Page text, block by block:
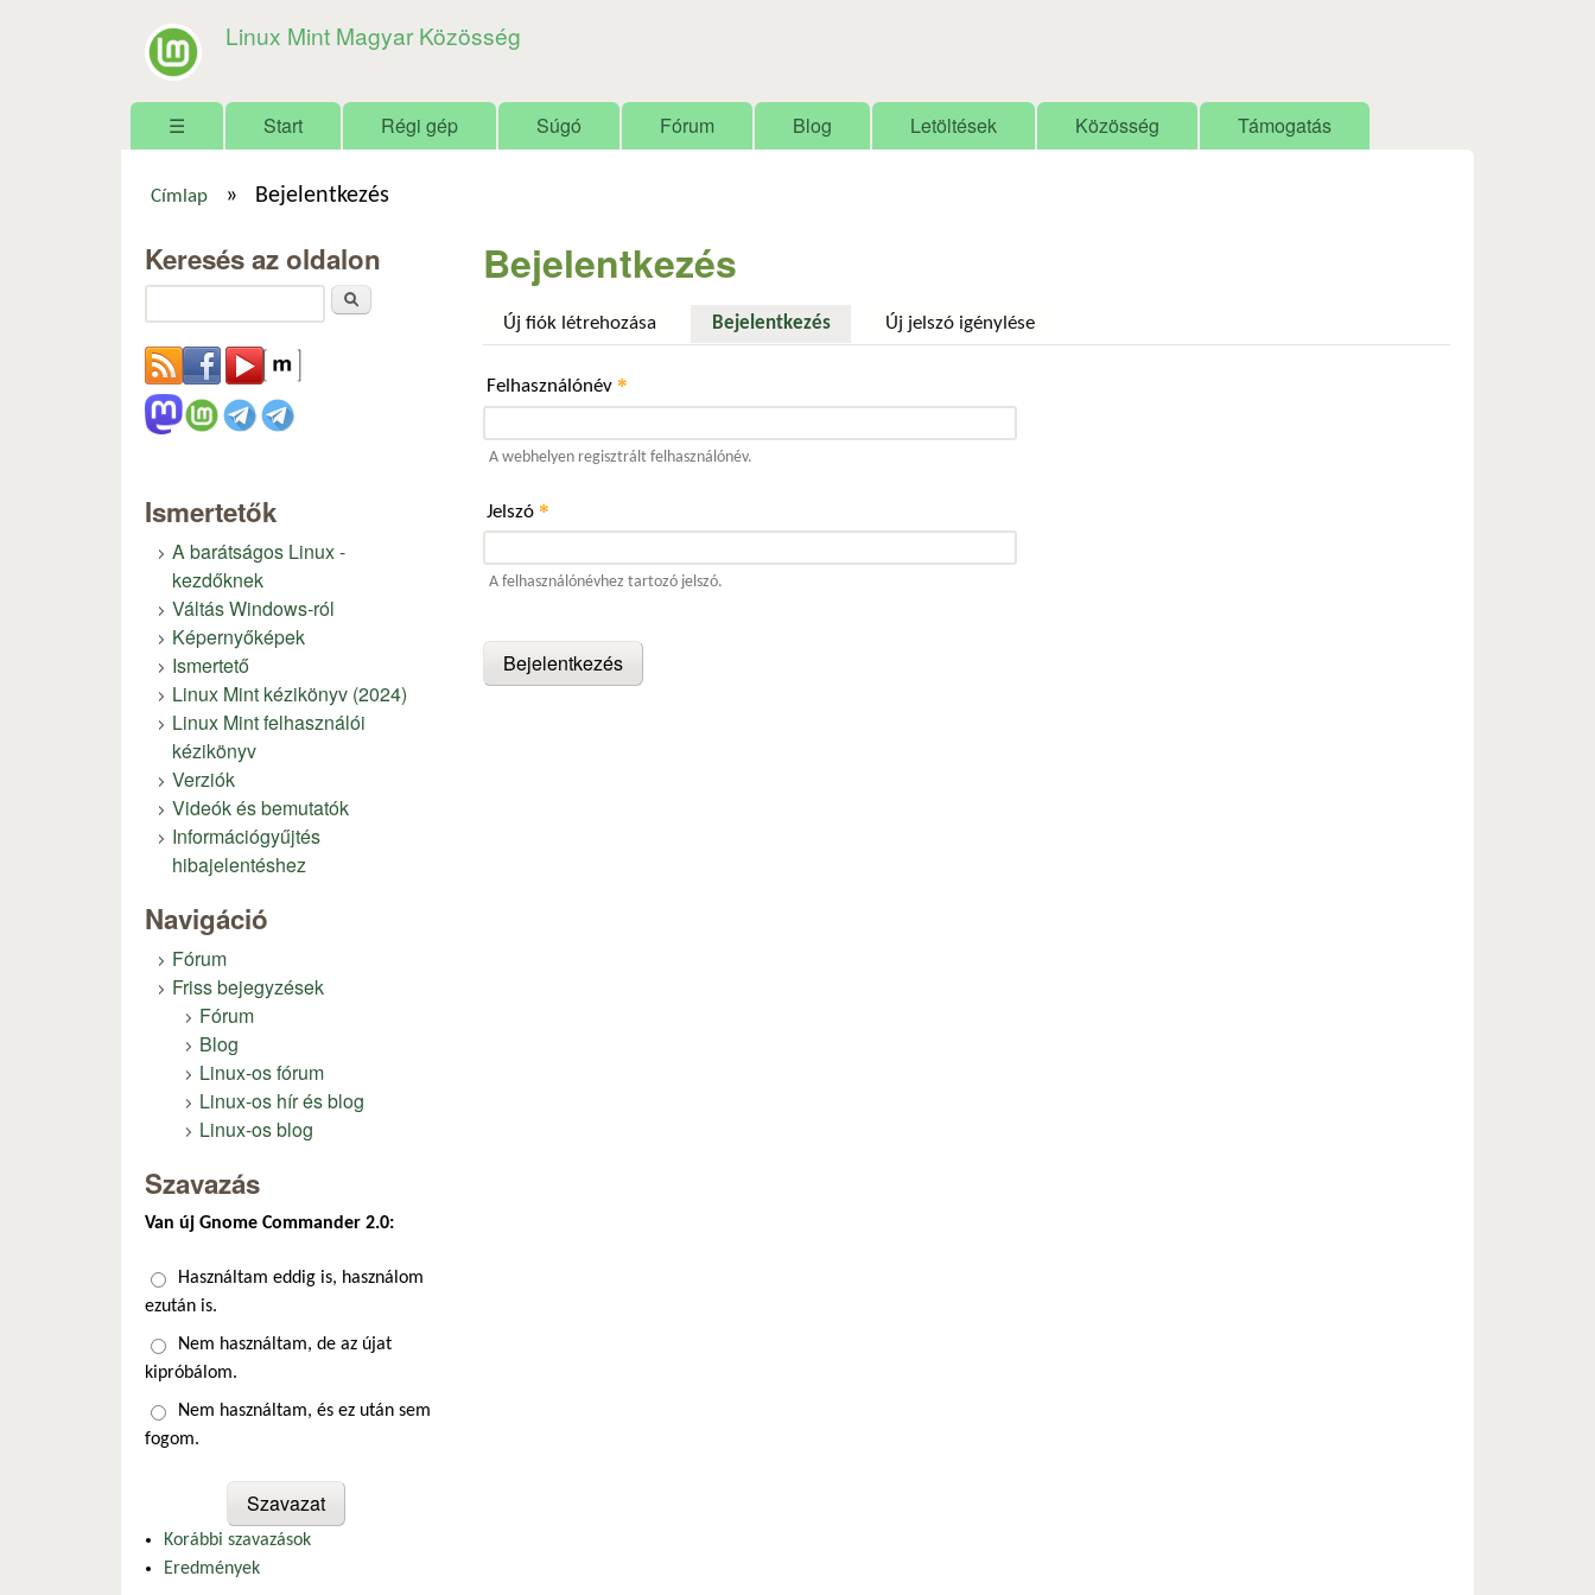
Linux Mint Magyar Közösség
Főmenü
☰ Start Régi gép Súgó Fórum Blog Letöltések Közösség Támogatás
Címlap » Bejelentkezés
Bejelentkezés
Új fiók létrehozása Bejelentkezés(aktív fül)Új jelszó igénylése
Felhasználónév *
A webhelyen regisztrált felhasználónév.
Jelszó *
A felhasználónévhez tartozó jelszó.
Keresés az oldalon
Ismertetők
A barátságos Linux -
kezdőknek
Váltás Windows-ról
Képernyőképek
Ismertető
Linux Mint kézikönyv (2024)
Linux Mint felhasználói
kézikönyv
Verziók
Videók és bemutatók
Információgyűjtés
hibajelentéshez
Navigáció
Fórum
Friss bejegyzések
Fórum
Blog
Linux-os fórum
Linux-os hír és blog
Linux-os blog
Szavazás
Van új Gnome Commander 2.0:
Választások
Használtam eddig is, használom
ezután is.
Nem használtam, de az újat
kipróbálom.
Nem használtam, és ez után sem
fogom.
Korábbi szavazások
Eredmények